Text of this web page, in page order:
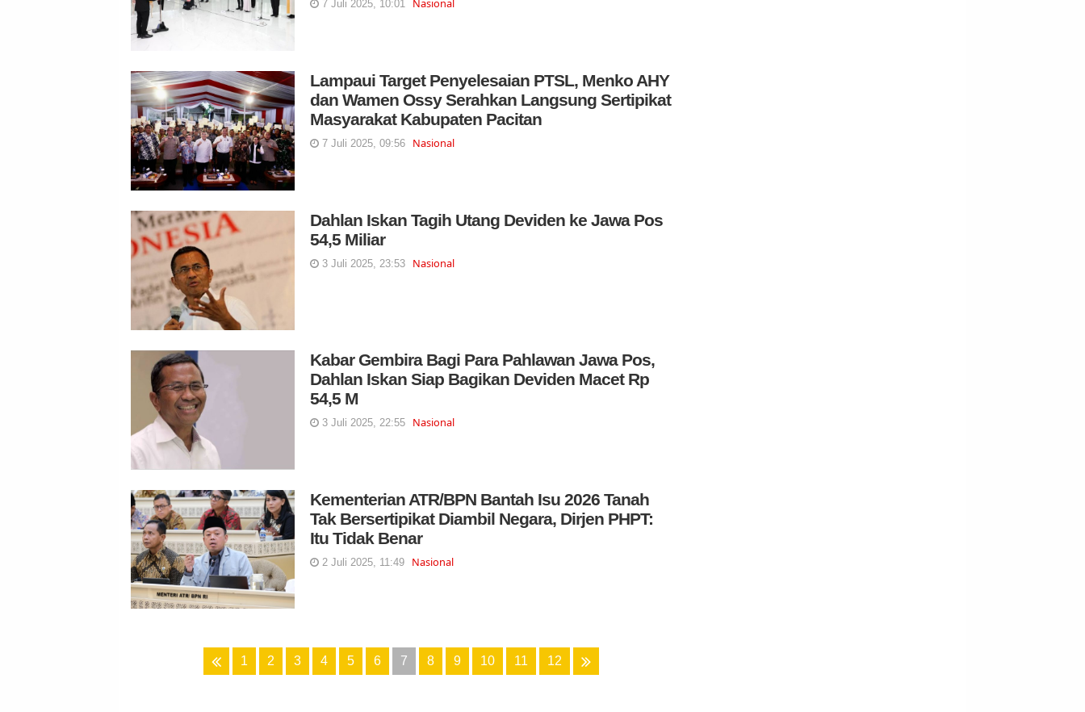
7 Juli 2025, 10:01 Nasional
Lampaui Target Penyelesaian PTSL, Menko AHY
dan Wamen Ossy Serahkan Langsung Sertipikat
Masyarakat Kabupaten Pacitan
7 Juli 2025, 09:56 Nasional
Dahlan Iskan Tagih Utang Deviden ke Jawa Pos
54,5 Miliar
3 Juli 2025, 23:53 Nasional
Kabar Gembira Bagi Para Pahlawan Jawa Pos,
Dahlan Iskan Siap Bagikan Deviden Macet Rp
54,5 M
3 Juli 2025, 22:55 Nasional
Kementerian ATR/BPN Bantah Isu 2026 Tanah
Tak Bersertipikat Diambil Negara, Dirjen PHPT:
Itu Tidak Benar
2 Juli 2025, 11:49 Nasional
1 2 3 4 5 6 7 8 9 10 11 12